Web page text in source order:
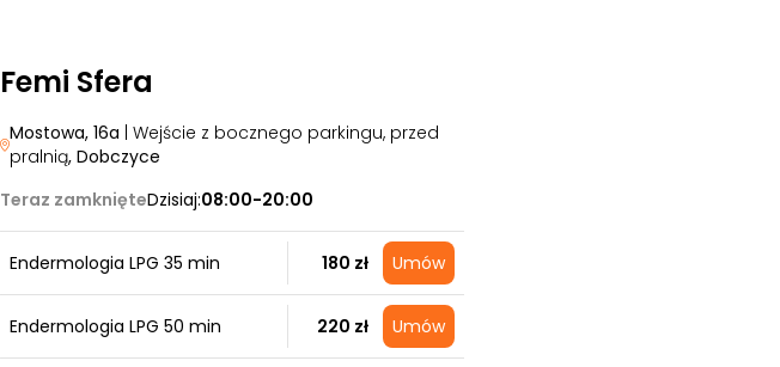
Femi Sfera
Mostowa, 16a | Wejście z bocznego parkingu, przed
pralnią, Dobczyce
Teraz zamknięteDzisiaj:08:00-20:00
Endermologia LPG 35 min 180 zł Umów
Endermologia LPG 50 min 220 zł Umów